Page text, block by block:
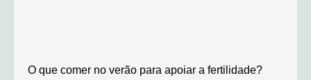
O que comer no verão para apoiar a fertilidade?